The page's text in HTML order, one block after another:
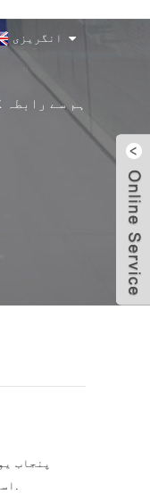
انگریزی
ہم سے رابطہ
پنجاب
استعمال کیا جاتا ہے جس کی سطح، پر مختلف پیٹرن دکھاتے ہیں.